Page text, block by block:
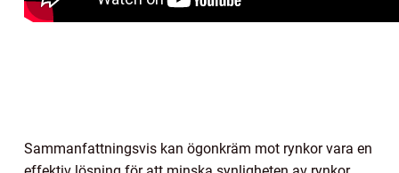
Sammanfattningsvis kan ögonkräm mot rynkor vara en